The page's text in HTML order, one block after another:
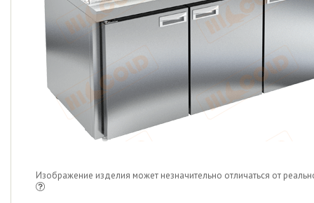
Изображение изделия может незначительно отличаться от